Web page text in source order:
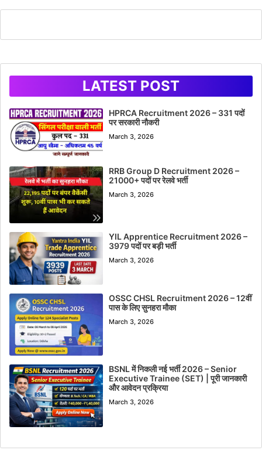
LATEST POST
HPRCA Recruitment 2026 – 331 पदों
पर सरकारी नौकरी
March 3, 2026
RRB Group D Recruitment 2026 –
21000+ पदों पर रेलवे भर्ती
March 3, 2026
YIL Apprentice Recruitment 2026 –
3979 पदों पर बड़ी भर्ती
March 3, 2026
OSSC CHSL Recruitment 2026 – 12वीं
पास के लिए सुनहरा मौका
March 3, 2026
BSNL में निकली नई भर्ती 2026 – Senior
Executive Trainee (SET) | पूरी जानकारी
और आवेदन प्रक्रिया
March 3, 2026